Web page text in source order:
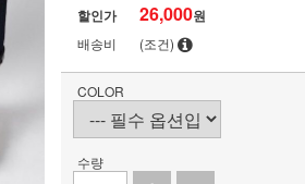
할인가 26,000원
배송비 (조건)
COLOR
수량